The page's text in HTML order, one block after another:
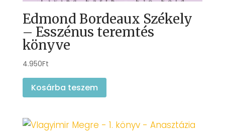
Edmond Bordeaux Székely
– Esszénus teremtés
könyve
4.950Ft
Kosárba teszem